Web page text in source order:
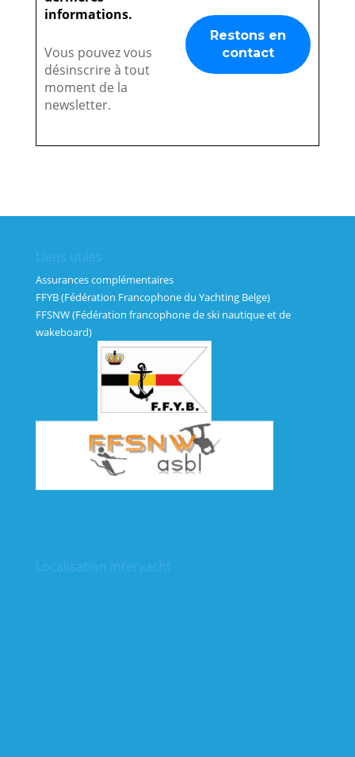
informations.
Vous pouvez vous
désinscrire à tout
moment de la
newsletter.
Liens utiles
Assurances complémentaires
FFYB (Fédération Francophone du Yachting Belge)
FFSNW (Fédération francophone de ski nautique et de
wakeboard)
Localisation Interyacht